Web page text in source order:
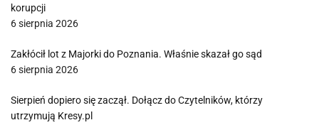
korupcji
6 sierpnia 2026
Zakłócił lot z Majorki do Poznania. Właśnie skazał go sąd
6 sierpnia 2026
Sierpień dopiero się zaczął. Dołącz do Czytelników, którzy
utrzymują Kresy.pl